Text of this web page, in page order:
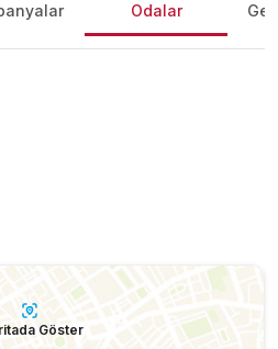
Odalar
Göster